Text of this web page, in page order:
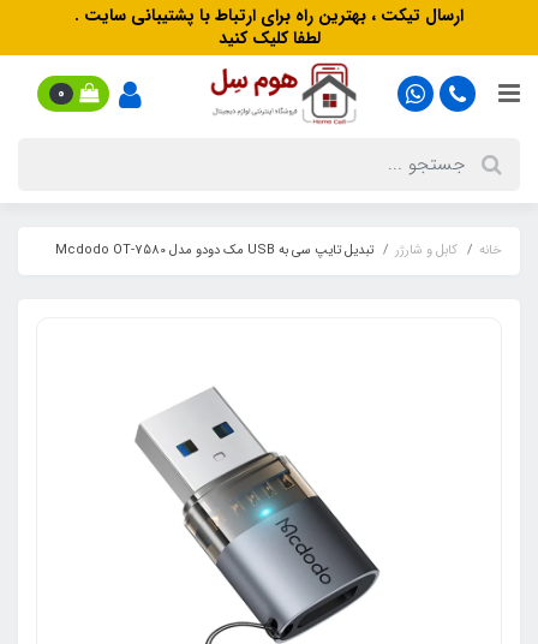
ارسال تیکت ، بهترین راه برای ارتباط با پشتیبانی سایت .
لطفا کلیک کنید
0
خانه کابل و شارژر تبدیل تایپ سی به USB مک دودو مدل Mcdodo OT-7580